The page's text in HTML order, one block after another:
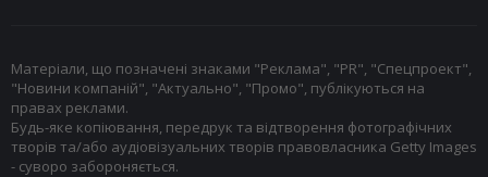
Матеріали, що позначені знаками "Реклама", "PR", "Спецпроект",
"Новини компаній", "Актуально", "Промо", публікуються на
правах реклами.
Будь-яке копіювання, передрук та відтворення фотографічних
творів та/або аудіовізуальних творів правовласника Getty Images
- суворо забороняється.